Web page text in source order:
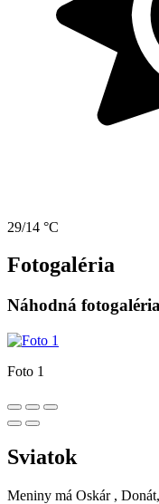
29/14 °C
Fotogaléria
Náhodná
Foto 1
Sviatok
Meniny má Oskár ,